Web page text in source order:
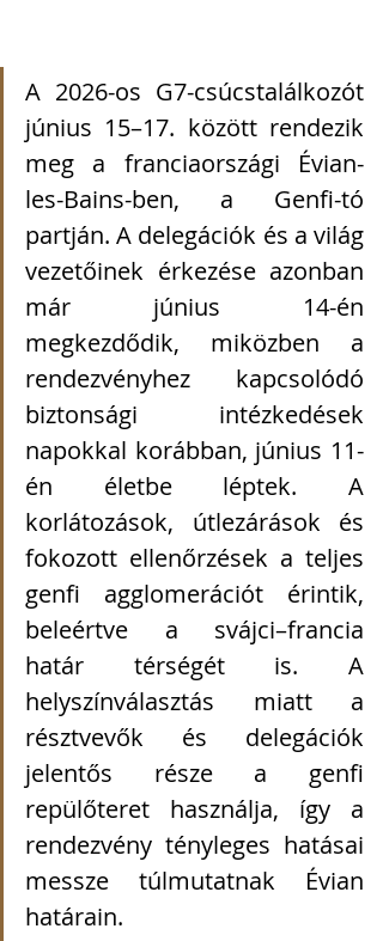
A 2026-os G7-csúcstalálkozót
június 15–17. között rendezik
meg a franciaországi Évian-
les-Bains-ben, a Genfi-tó
partján. A delegációk és a világ
vezetőinek érkezése azonban
már június 14-én
megkezdődik, miközben a
rendezvényhez kapcsolódó
biztonsági intézkedések
napokkal korábban, június 11-
én életbe léptek. A
korlátozások, útlezárások és
fokozott ellenőrzések a teljes
genfi agglomerációt érintik,
beleértve a svájci–francia
határ térségét is. A
helyszínválasztás miatt a
résztvevők és delegációk
jelentős része a genfi
repülőteret használja, így a
rendezvény tényleges hatásai
messze túlmutatnak Évian
határain.